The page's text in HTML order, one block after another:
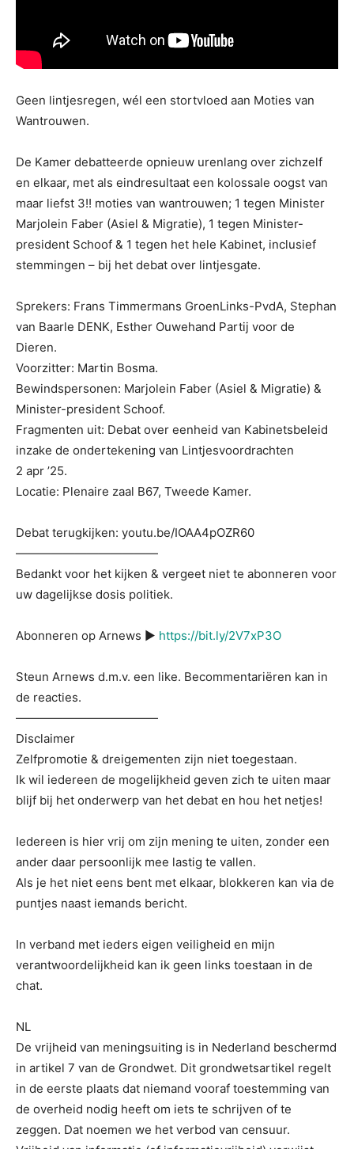
Geen lintjesregen, wél een stortvloed aan Moties van
Wantrouwen.
De Kamer debatteerde opnieuw urenlang over zichzelf
en elkaar, met als eindresultaat een kolossale oogst van
maar liefst 3!! moties van wantrouwen; 1 tegen Minister
Marjolein Faber (Asiel & Migratie), 1 tegen Minister-
president Schoof & 1 tegen het hele Kabinet, inclusief
stemmingen – bij het debat over lintjesgate.
Sprekers: Frans Timmermans GroenLinks-PvdA, Stephan
van Baarle DENK, Esther Ouwehand Partij voor de
Dieren.
Voorzitter: Martin Bosma.
Bewindspersonen: Marjolein Faber (Asiel & Migratie) &
Minister-president Schoof.
Fragmenten uit: Debat over eenheid van Kabinetsbeleid
inzake de ondertekening van Lintjesvoordrachten
2 apr ’25.
Locatie: Plenaire zaal B67, Tweede Kamer.
Debat terugkijken: youtu.be/IOAA4pOZR60
————————————
Bedankt voor het kijken & vergeet niet te abonneren voor
uw dagelijkse dosis politiek.
Abonneren op Arnews ▶ https://bit.ly/2V7xP3O
Steun Arnews d.m.v. een like. Becommentariëren kan in
de reacties.
————————————
Disclaimer
Zelfpromotie & dreigementen zijn niet toegestaan.
Ik wil iedereen de mogelijkheid geven zich te uiten maar
blijf bij het onderwerp van het debat en hou het netjes!
Iedereen is hier vrij om zijn mening te uiten, zonder een
ander daar persoonlijk mee lastig te vallen.
Als je het niet eens bent met elkaar, blokkeren kan via de
puntjes naast iemands bericht.
In verband met ieders eigen veiligheid en mijn
verantwoordelijkheid kan ik geen links toestaan in de
chat.
NL
De vrijheid van meningsuiting is in Nederland beschermd
in artikel 7 van de Grondwet. Dit grondwetsartikel regelt
in de eerste plaats dat niemand vooraf toestemming van
de overheid nodig heeft om iets te schrijven of te
zeggen. Dat noemen we het verbod van censuur.